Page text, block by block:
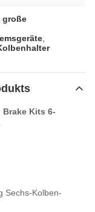
große
Brake Kits 6-
Sechs-Kolben-